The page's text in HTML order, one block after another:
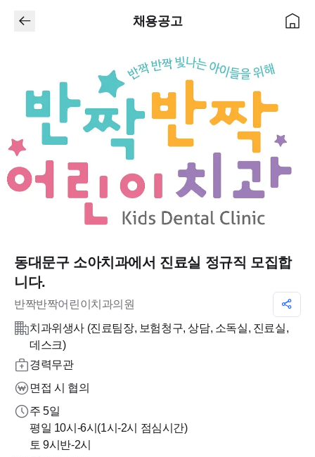
채용공고
동대문구 소아치과에서 진료실 정규직 모집합
니다.
반짝반짝어린이치과의원
치과위생사 (진료팀장, 보험청구, 상담, 소독실, 진료실,
데스크)
경력무관
면접 시 협의
주 5일
평일 10시-6시(1시-2시 점심시간)
토 9시반-2시